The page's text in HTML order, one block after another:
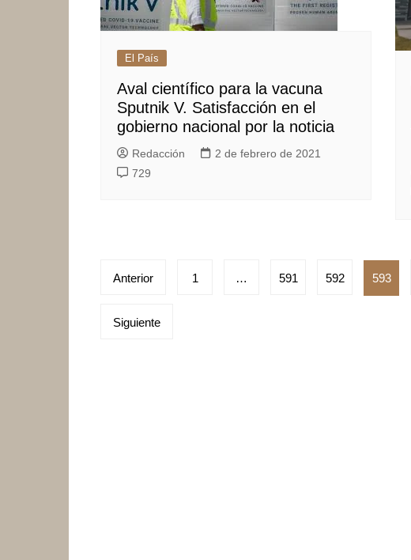
El País
Aval científico para la vacuna
Sputnik V. Satisfacción en el
gobierno nacional por la noticia
Redacción
2 de febrero de 2021
729
Paginación
entradas
Anterior 1 … 591 592 593
Siguiente